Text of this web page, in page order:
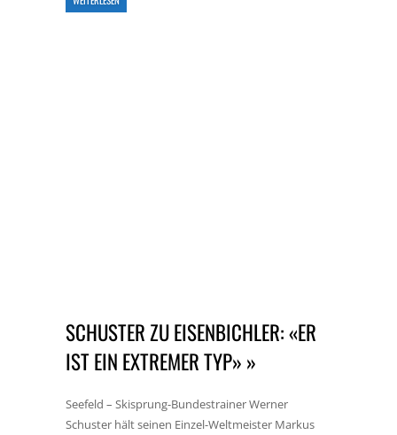
SCHUSTER ZU EISENBICHLER: «ER
IST EIN EXTREMER TYP» »
Seefeld – Skisprung-Bundestrainer Werner
Schuster hält seinen Einzel-Weltmeister Markus